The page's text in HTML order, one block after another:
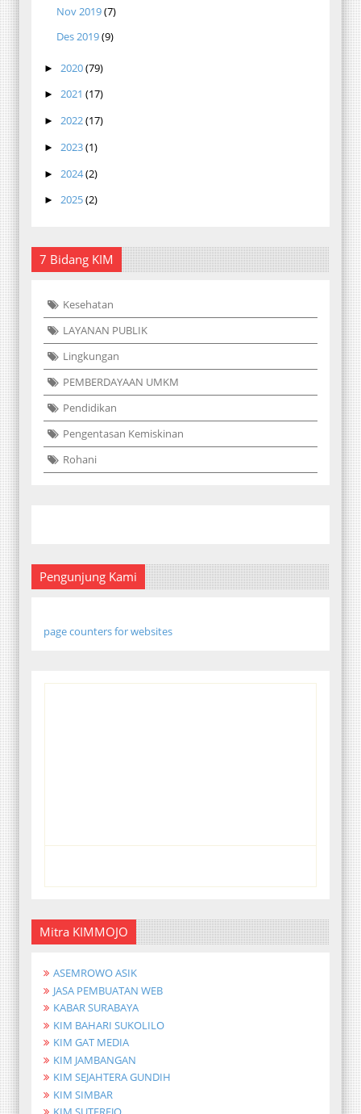
Nov 2019(7)
Des 2019(9)
► 2020(79)
► 2021 (17)
► 2022(17)
► 2023(1)
► 2024(2)
► 2025(2)
7 Bidang KIM
Kesehatan
LAYANAN PUBLIK
Lingkungan
PEMBERDAYAAN UMKM
Pendidikan
Pengentasan Kemiskinan
Rohani
Pengunjung Kami
page counters for websites
Mitra KIMMOJO
ASEMROWO ASIK
JASA PEMBUATAN WEB
KABAR SURABAYA
KIM BAHARI SUKOLILO
KIM GAT MEDIA
KIM JAMBANGAN
KIM SEJAHTERA GUNDIH
KIM SIMBAR